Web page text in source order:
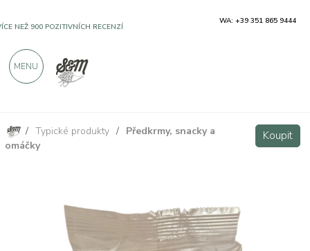
/ Typické produkty / Předkrmy, snacky a
omáčky
Koupit
Koupit
NEŽ 900 POZITIVNÍCH RECENZÍ WA: +39 351 865 9444
MENU